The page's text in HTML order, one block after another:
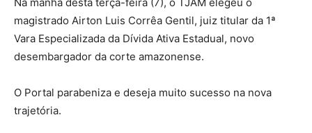
magistrado Airton Luis Corrêa Gentil, juiz titular da 1ª
Vara Especializada da Dívida Ativa Estadual, novo
desembargador da corte amazonense.
O Portal parabeniza e deseja muito sucesso na nova
trajetória.